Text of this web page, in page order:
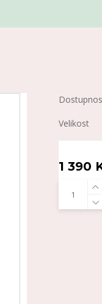
Velikost
1 390